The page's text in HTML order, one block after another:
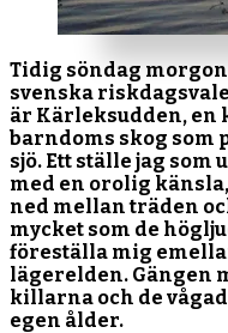
Tidig söndag
svenska
är Kärleksudden, en
barndoms skog som
sjö. Ett ställe jag som
med en orolig
ned mellan träden
mycket som de
föreställa mig
lägerelden. Gängen
killarna och de
egen ålder.